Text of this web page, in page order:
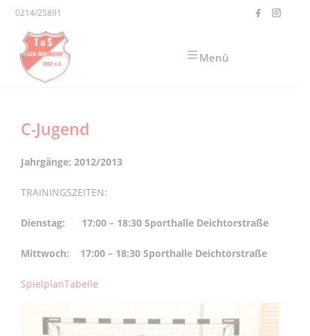
Zum Inhalt springen
0214/25891
Menü
C-Jugend
Jahrgänge: 2012/2013
TRAININGSZEITEN:
Dienstag: 17:00 – 18:30 Sporthalle Deichtorstraße
Mittwoch: 17:00 – 18:30 Sporthalle Deichtorstraße
SpielplanTabelle